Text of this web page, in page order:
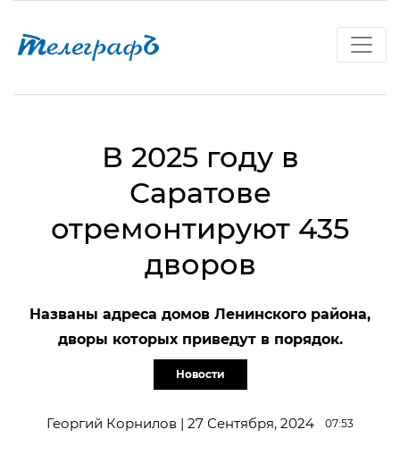
В 2025 году в
Саратове
отремонтируют 435
дворов
Названы адреса домов Ленинского района,
дворы которых приведут в порядок.
Новости
Георгий Корнилов | 27 Сентября, 2024 07:53